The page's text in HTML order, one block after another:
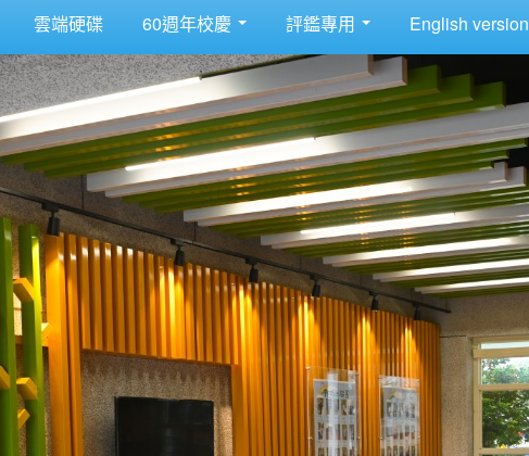
雲端硬碟 60週年校慶 評鑑專用 English version